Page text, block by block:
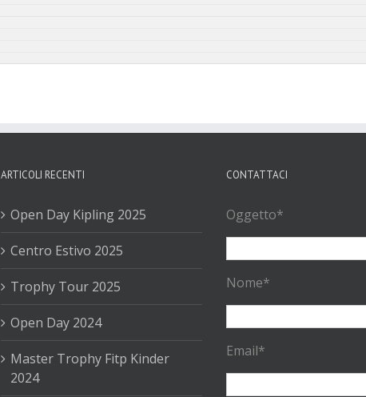
ARTICOLI RECENTI
Open Day Kipling 2025
Centro Estivo 2025
Trophy Tour 2025
Open Day 2024
Master Trophy Fitp Kinder
2024
CONTATTACI
Oggetto*
Nome*
Email*